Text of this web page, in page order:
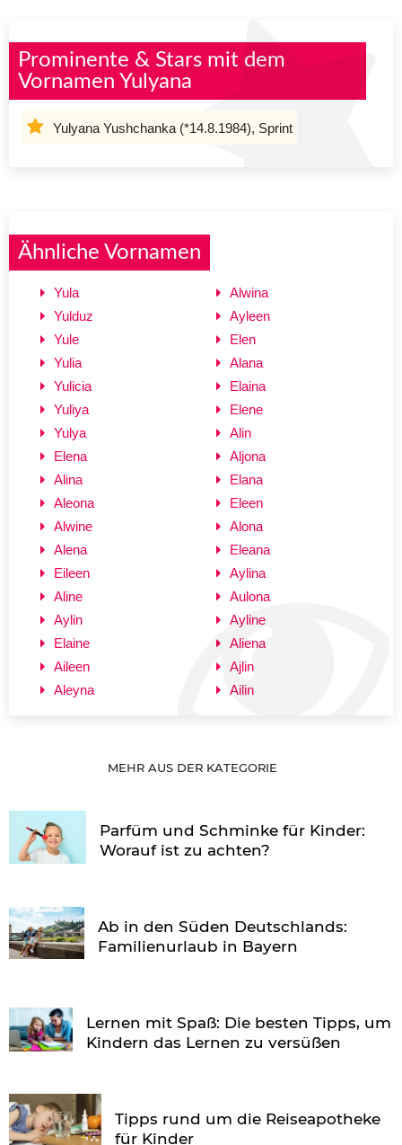
Prominente & Stars mit dem
Vornamen Yulyana
Yulyana Yushchanka (*14.8.1984), Sprint
Ähnliche Vornamen
Yula
Yulduz
Yule
Yulia
Yulicia
Yuliya
Yulya
Elena
Alina
Aleona
Alwine
Alena
Eileen
Aline
Aylin
Elaine
Aileen
Aleyna
Alwina
Ayleen
Elen
Alana
Elaina
Elene
Alin
Aljona
Elana
Eleen
Alona
Eleana
Aylina
Aulona
Ayline
Aliena
Ajlin
Ailin
MEHR AUS DER KATEGORIE
Parfüm und Schminke für Kinder:
Worauf ist zu achten?
Ab in den Süden Deutschlands:
Familienurlaub in Bayern
Lernen mit Spaß: Die besten Tipps, um
Kindern das Lernen zu versüßen
Tipps rund um die Reiseapotheke
für Kinder